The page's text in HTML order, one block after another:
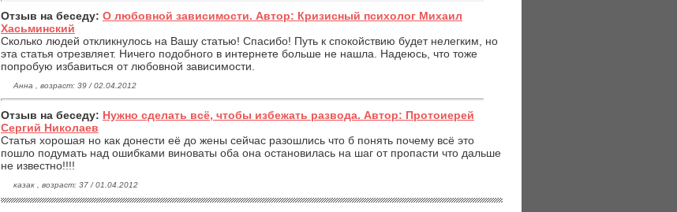
Отзыв на беседу: О любовной зависимости. Автор: Кризисный психолог Михаил
Хасьминский
Сколько людей откликнулось на Вашу статью! Спасибо! Путь к спокойствию будет нелегким, но
эта статья отрезвляет. Ничего подобного в интернете больше не нашла. Надеюсь, что тоже
попробую избавиться от любовной зависимости.
Анна , возраст: 39 / 02.04.2012
Отзыв на беседу: Нужно сделать всё, чтобы избежать развода. Автор: Протоиерей
Сергий Николаев
Статья хорошая но как донести её до жены сейчас разошлись что б понять почему всё это
пошло подумать над ошибками виноваты оба она остановилась на шаг от пропасти что дальше
не известно!!!!
казак , возраст: 37 / 01.04.2012